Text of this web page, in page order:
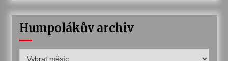
Humpolákův archiv